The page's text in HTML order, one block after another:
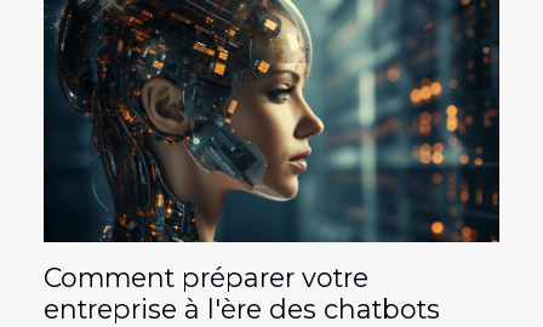
Comment préparer votre
entreprise à l'ère des chatbots